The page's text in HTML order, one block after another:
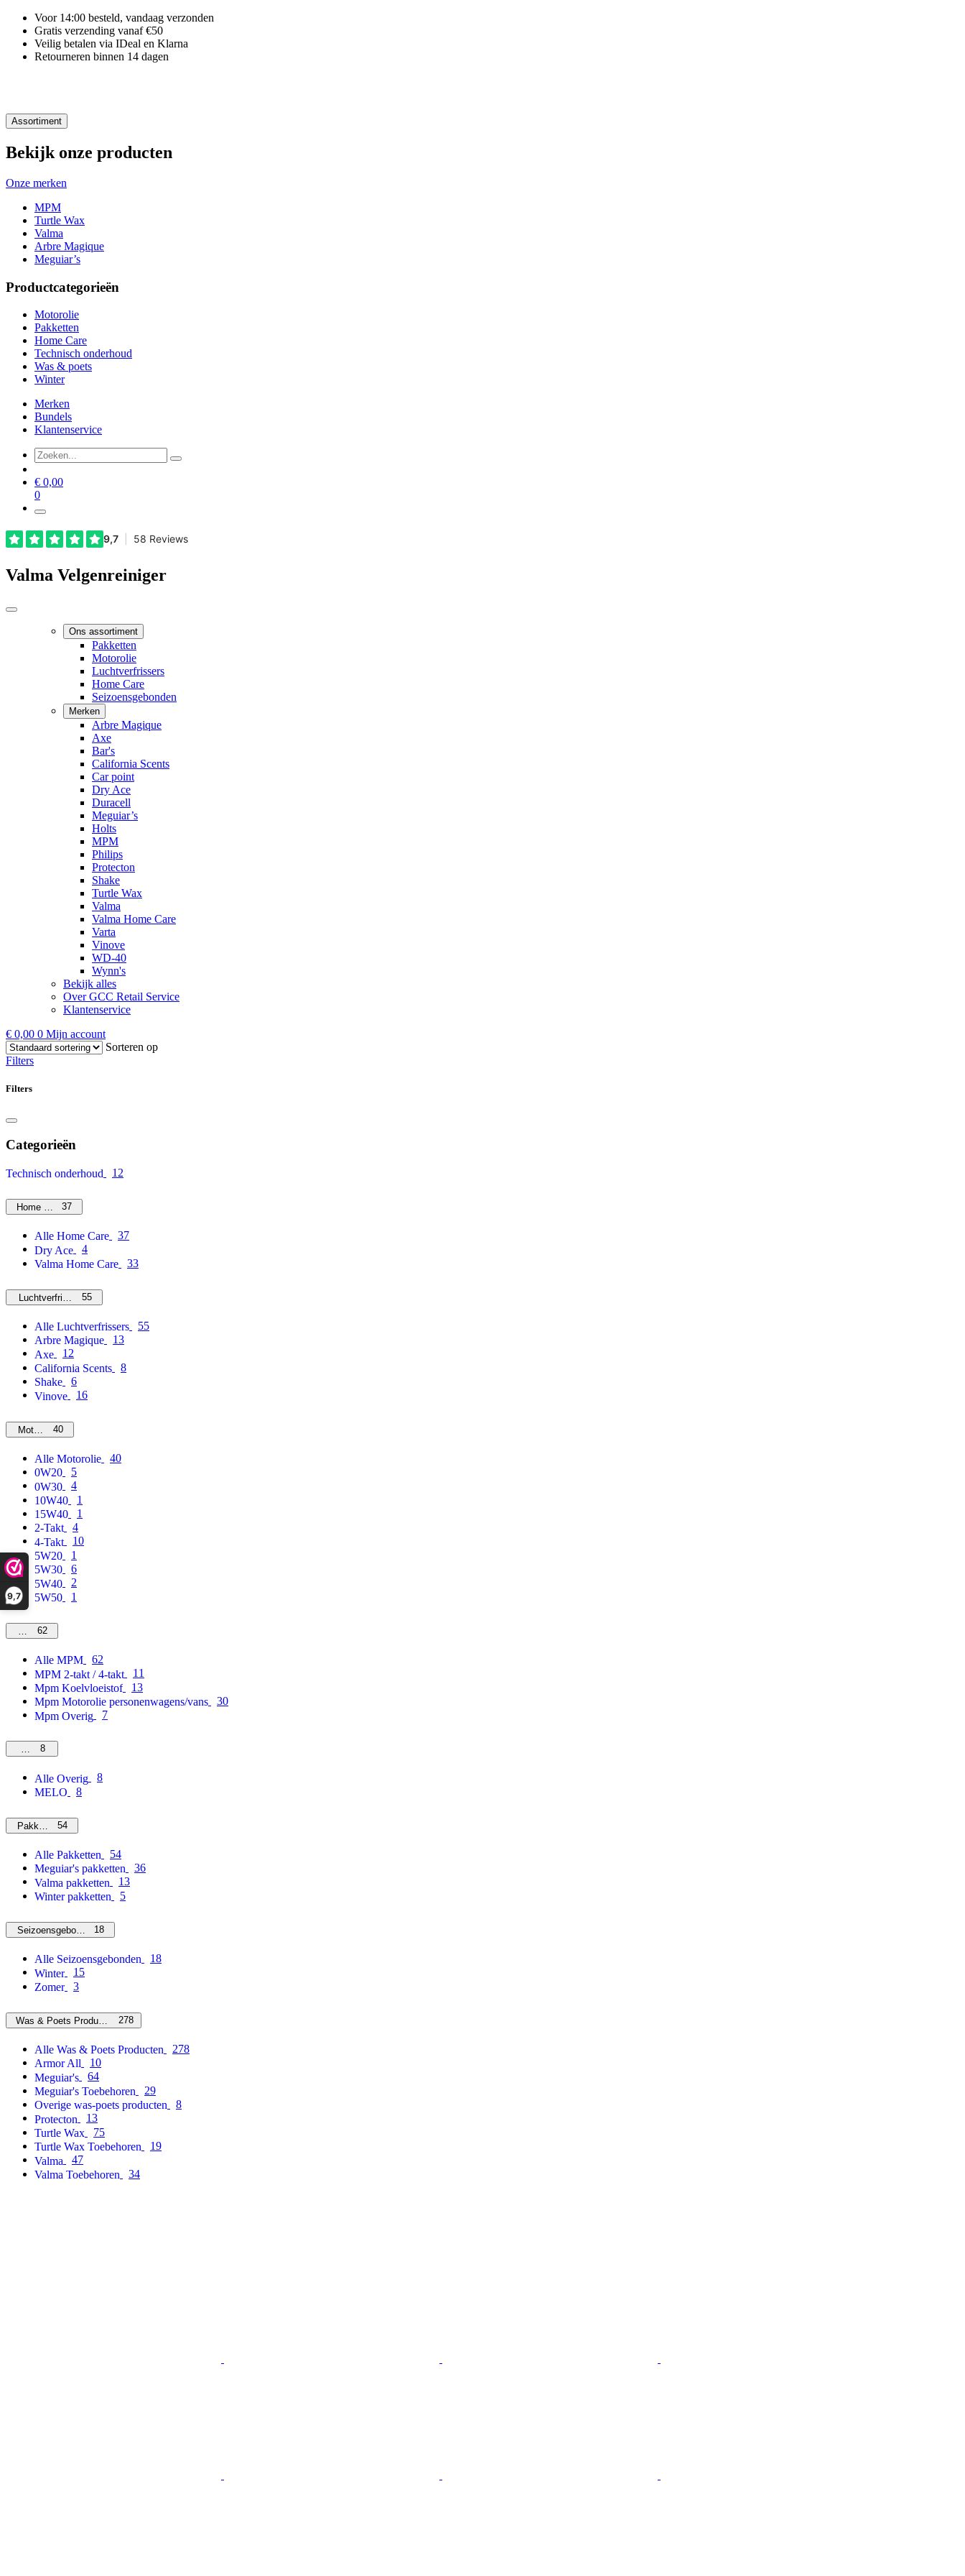
9,7
Voor 14:00 besteld, vandaag verzonden
Gratis verzending vanaf €50
Veilig betalen via IDeal en Klarna
Retourneren binnen 14 dagen
Assortiment
Bekijk onze producten
Onze merken
MPM
Turtle Wax
Valma
Arbre Magique
Meguiar’s
Productcategorieën
Motorolie
Pakketten
Home Care
Technisch onderhoud
Was & poets
Winter
Merken
Bundels
Klantenservice
€ 0,00
0
Valma Velgenreiniger
Ons assortiment
Pakketten
Motorolie
Luchtverfrissers
Home Care
Seizoensgebonden
Merken
Arbre Magique
Axe
Bar's
California Scents
Car point
Dry Ace
Duracell
Meguiar’s
Holts
MPM
Philips
Protecton
Shake
Turtle Wax
Valma
Valma Home Care
Varta
Vinove
WD-40
Wynn's
Bekijk alles
Over GCC Retail Service
Klantenservice
€ 0,00 0 Mijn account
Sorteren op
Filters
Filters
Categorieën
Technisch onderhoud 12
Home Care37
Alle Home Care
37
Dry Ace
4
Valma Home Care
33
Luchtverfrissers55
Alle Luchtverfrissers
55
Arbre Magique
13
Axe
12
California Scents
8
Shake
6
Vinove
16
Motorolie40
Alle Motorolie
40
0W20
5
0W30
4
10W40
1
15W40
1
2-Takt
4
4-Takt
10
5W20
1
5W30
6
5W40
2
5W50
1
MPM62
Alle MPM
62
MPM 2-takt / 4-takt
11
Mpm Koelvloeistof
13
Mpm Motorolie personenwagens/vans
30
Mpm Overig
7
Overig
8
Alle Overig
8
MELO
8
Pakketten54
Alle Pakketten
54
Meguiar's pakketten
36
Valma pakketten
13
Winter pakketten
5
Seizoensgebonden18
Alle Seizoensgebonden
18
Winter
15
Zomer
3
Was & Poets Producten 278
Alle Was & Poets Producten
278
Armor All
10
Meguiar's
64
Meguiar's Toebehoren
29
Overige was-poets producten
8
Protecton
13
Turtle Wax
75
Turtle Wax Toebehoren
19
Valma
47
Valma Toebehoren
34